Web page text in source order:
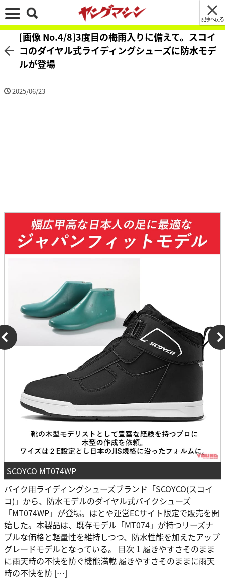
記事へ戻る
[画像 No.4/8]3度目の梅雨入りに備えて。スコイ
コのダイヤル式ライディングシューズに防水モデ
ルが登場
2025/06/23
SCOYCO MT074WP
バイク用ライディングシューズブランド「SCOYCO(スコイ
コ)」から、防水モデルのダイヤル式バイクシューズ
「MT074WP」が登場。はとや運営ECサイト限定で販売を開
始した。本製品は、既存モデル「MT074」が持つリーズナ
ブルな価格と軽量性を維持しつつ、防水性能を加えたアップ
グレードモデルとなっている。 目次 1 履きやすさそのまま
に雨天時の不快を防ぐ機能満載 履きやすさそのままに雨天
時の不快を防 […]